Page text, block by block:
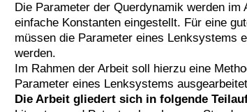
Die Parameter der Querdynamik werden im
einfache Konstanten eingestellt. Für eine
müssen die Parameter eines Lenksystems
werden.
Im Rahmen der Arbeit soll hierzu eine
Parameter eines Lenksystems
Die Arbeit gliedert sich in folgende